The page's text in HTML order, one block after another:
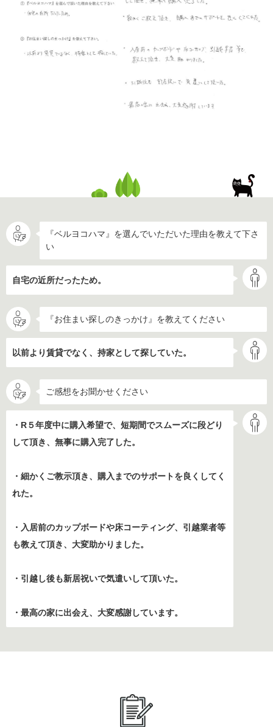
『ベルヨコハマ』を選んでいただいた理由を教えて下さ
い
自宅の近所だったため。
『お住まい探しのきっかけ』を教えてください
以前より賃貸でなく、持家として探していた。
ご感想をお聞かせください
・R５年度中に購入希望で、短期間でスムーズに段どり
して頂き、無事に購入完了した。
・細かくご教示頂き、購入までのサポートを良くしてく
れた。
・入居前のカップボードや床コーティング、引越業者等
も教えて頂き、大変助かりました。
・引越し後も新居祝いで気遣いして頂いた。
・最高の家に出会え、大変感謝しています。